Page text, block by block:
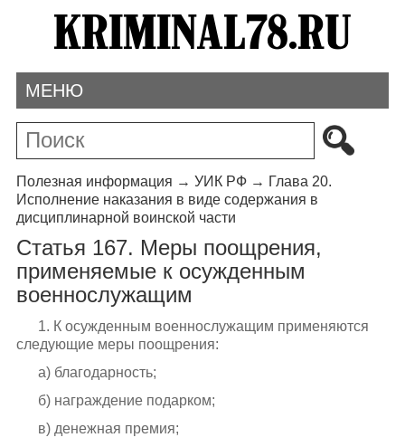
МЕНЮ
Полезная информация → УИК РФ→ Глава 20.
Исполнение наказания в виде содержания в
дисциплинарной воинской части
Статья 167. Меры поощрения,
применяемые к осужденным
военнослужащим
1. К осужденным военнослужащим применяются
следующие меры поощрения:
а) благодарность;
б) награждение подарком;
в) денежная премия;